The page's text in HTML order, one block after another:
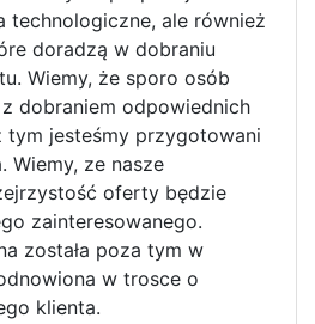
technologiczne, ale również
doradzą w dobraniu
Wiemy, że sporo osób
dobraniem odpowiednich
tym jesteśmy przygotowani
Wiemy, ze nasze
oferty będzie
zainteresowanego.
została poza tym w
w trosce o
klienta.